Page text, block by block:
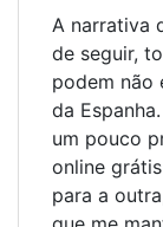
A narrativa
de seguir,
podem não
da
um pouco
online
para a